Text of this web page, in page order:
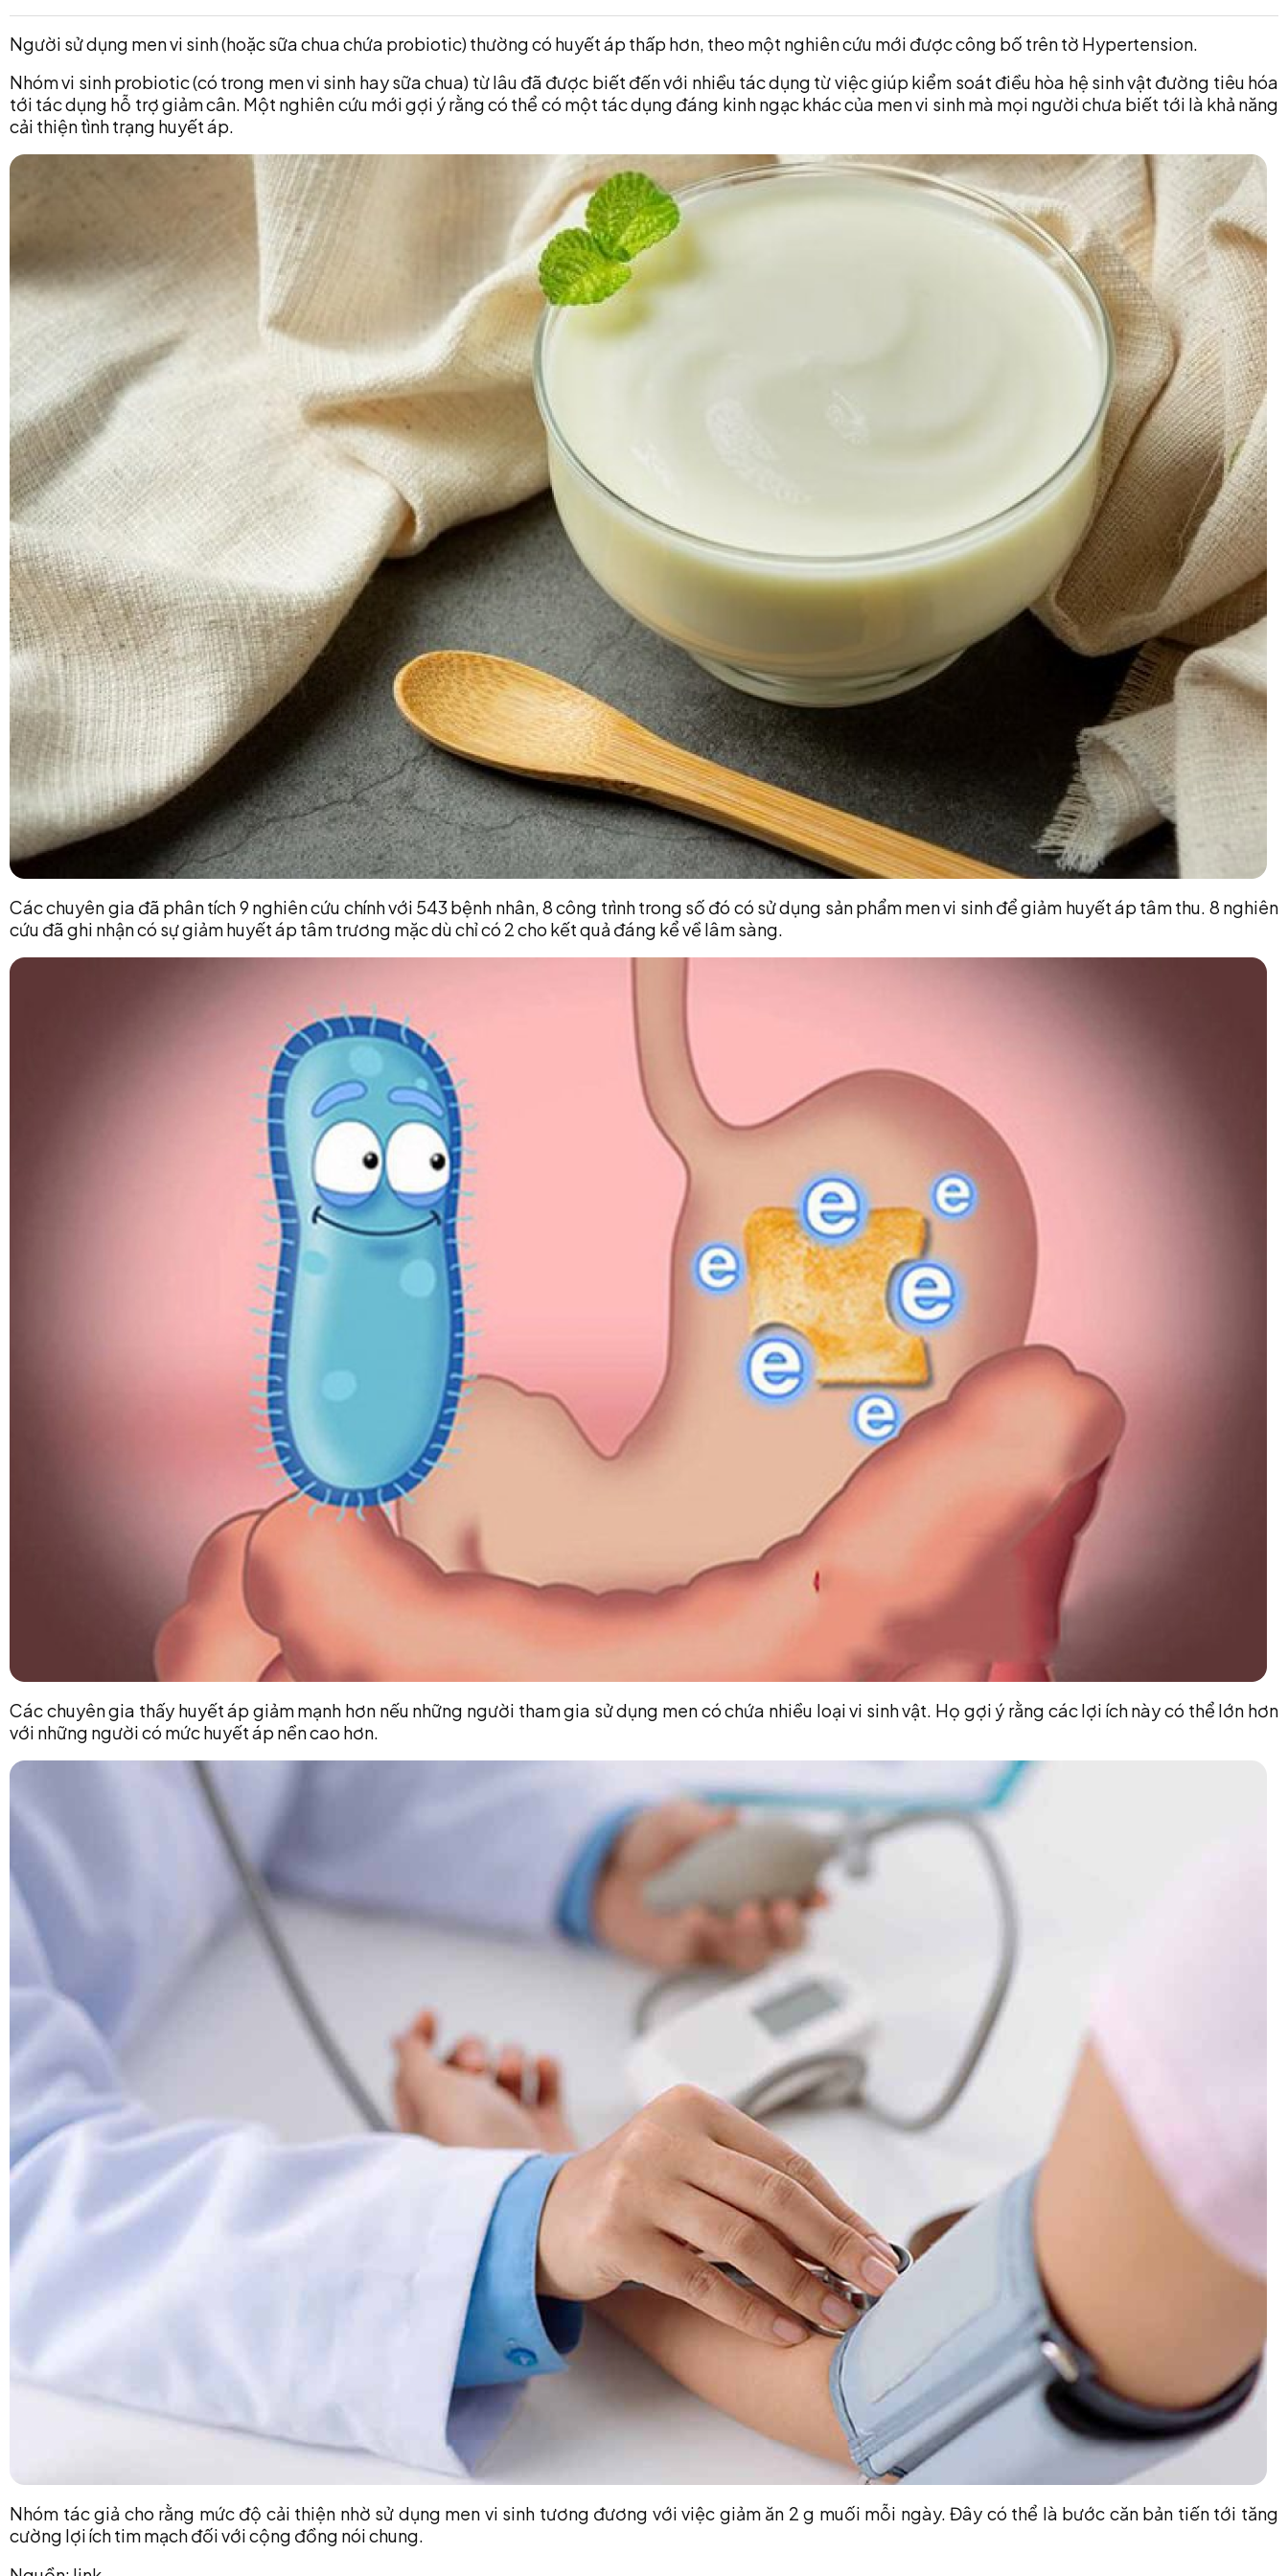
Người sử dụng men vi sinh (hoặc sữa chua chứa probiotic) thường có huyết áp thấp hơn, theo một nghiên cứu mới được công bố trên tờ Hypertension.
Nhóm vi sinh probiotic (có trong men vi sinh hay sữa chua) từ lâu đã được biết đến với nhiều tác dụng từ việc giúp kiểm soát điều hòa hệ sinh vật đường tiêu hóa
tới tác dụng hỗ trợ giảm cân. Một nghiên cứu mới gợi ý rằng có thể có một tác dụng đáng kinh ngạc khác của men vi sinh mà mọi người chưa biết tới là khả năng
cải thiện tình trạng huyết áp.
Các chuyên gia đã phân tích 9 nghiên cứu chính với 543 bệnh nhân, 8 công trình trong số đó có sử dụng sản phẩm men vi sinh để giảm huyết áp tâm thu. 8 nghiên
cứu đã ghi nhận có sự giảm huyết áp tâm trương mặc dù chỉ có 2 cho kết quả đáng kể về lâm sàng.
Các chuyên gia thấy huyết áp giảm mạnh hơn nếu những người tham gia sử dụng men có chứa nhiều loại vi sinh vật. Họ gợi ý rằng các lợi ích này có thể lớn hơn
với những người có mức huyết áp nền cao hơn.
Nhóm tác giả cho rằng mức độ cải thiện nhờ sử dụng men vi sinh tương đương với việc giảm ăn 2 g muối mỗi ngày. Đây có thể là bước căn bản tiến tới tăng
cường lợi ích tim mạch đối với cộng đồng nói chung.